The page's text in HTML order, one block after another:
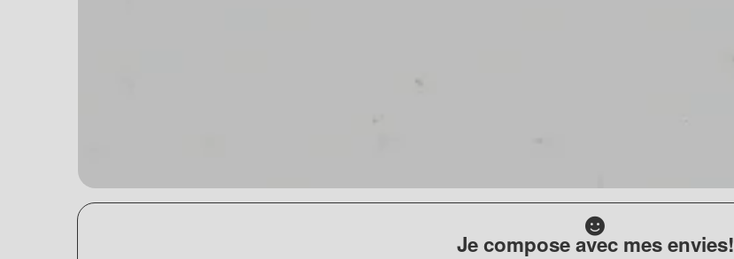
Je compose avec mes envies!